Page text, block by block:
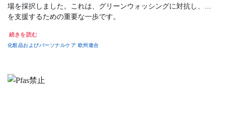
場を採択しました。これは、グリーンウォッシングに対抗し、…
を支援するための重要な一歩です。
続きを読む
化粧品およびパーソナルケア 欧州連合